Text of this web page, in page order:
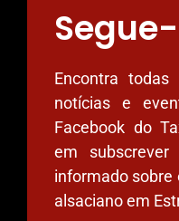
Encontra
notícias e
Facebook do
em
informado sobre
alsaciano em